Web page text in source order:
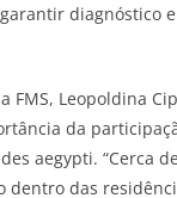
diagnóstico
FMS, Leopoldina
da
aegypti. “Cerca
dentro das